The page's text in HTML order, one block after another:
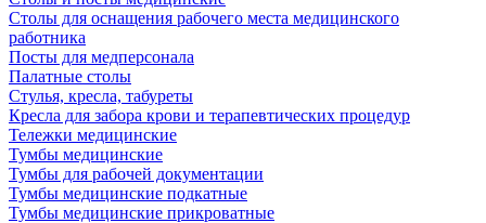
Столы для оснащения рабочего места медицинского
работника
Посты для медперсонала
Палатные столы
Стулья, кресла, табуреты
Кресла для забора крови и терапевтических процедур
Тележки медицинские
Тумбы медицинские
Тумбы для рабочей документации
Тумбы медицинские подкатные
Тумбы медицинские прикроватные